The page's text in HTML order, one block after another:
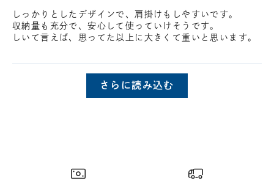
しっかりとしたデザインで、肩掛けもしやすいです。
収納量も充分で、安心して使っていけそうです。
しいて言えば、思ってた以上に大きくて重いと思います。
さらに読み込む